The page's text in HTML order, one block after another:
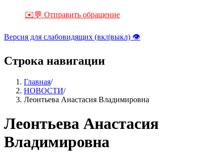
✉️💬 Отправить обращение
Версия для слабовидящих (вкл|выкл) 👁
Строка навигации
Главная/
НОВОСТИ/
Леонтьева Анастасия Владимировна
Леонтьева Анастасия
Владимировна